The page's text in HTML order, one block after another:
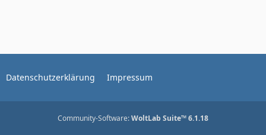
Datenschutzerklärung Impressum
Community-Software:WoltLab Suite™ 6.1.18